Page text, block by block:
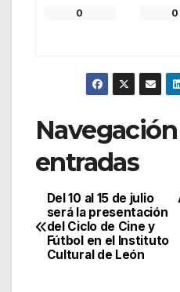
0 0
entradas
Del 10 al 15 de julio
será la presentación
del Ciclo de Cine y
Fútbol en el Instituto
Cultural de León